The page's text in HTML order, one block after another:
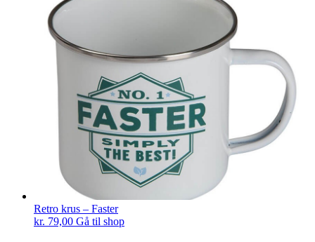
Retro krus – Faster
kr. 79,00 Gå til shop